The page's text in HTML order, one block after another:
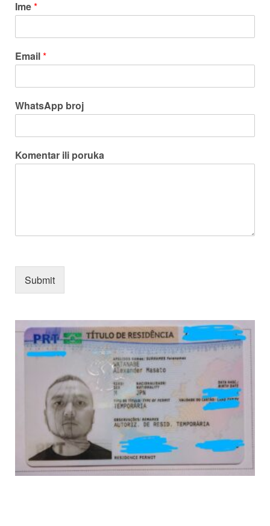
Ime*
Email*
WhatsApp broj
Komentar ili poruka
Submit